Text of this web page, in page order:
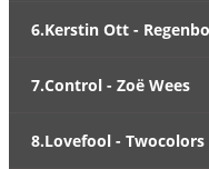
6.Kerstin Ott -
7.Control - Zoë Wees
8.Lovefool - Twocolors